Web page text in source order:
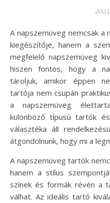
A napszemüveg nemcsak a nyári hónapok elengedhetetlen
kiegészítője, hanem a
megfelelő napszemüveg
hiszen fontos, hogy a
tároljuk, amikor éppen
tartója nem csupán
a napszemüveg
különböző típusú tartók
választéka áll
átgondolnunk, hogy mi a
A napszemüveg tartók
hanem a stílus
színek és formák révén a
válhat. Az ideális tartó